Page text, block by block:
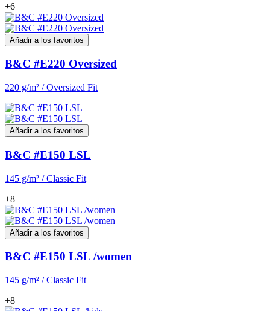
+6
Añadir a los favoritos
B&C #E220 Oversized
220 g/m² / Oversized Fit
Añadir a los favoritos
B&C #E150 LSL
145 g/m² / Classic Fit
+8
Añadir a los favoritos
B&C #E150 LSL /women
145 g/m² / Classic Fit
+8